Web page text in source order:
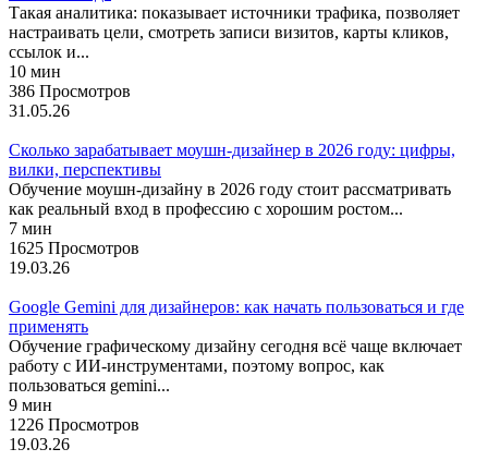
Такая аналитика: показывает источники трафика, позволяет
настраивать цели, смотреть записи визитов, карты кликов,
ссылок и...
10 мин
386 Просмотров
31.05.26
Сколько зарабатывает моушн-дизайнер в 2026 году: цифры,
вилки, перспективы
Обучение моушн-дизайну в 2026 году стоит рассматривать
как реальный вход в профессию с хорошим ростом...
7 мин
1625 Просмотров
19.03.26
Google Gemini для дизайнеров: как начать пользоваться и где
применять
Обучение графическому дизайну сегодня всё чаще включает
работу с ИИ-инструментами, поэтому вопрос, как
пользоваться gemini...
9 мин
1226 Просмотров
19.03.26